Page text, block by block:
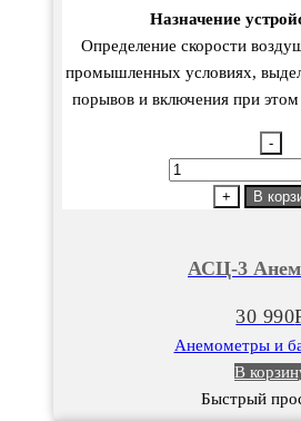
Назначение
Определение скорости
промышленных условиях,
порывов и включения при
-
Количество
+ В
АСЦ-3
30 990
Анемометры и
В
Быстрый